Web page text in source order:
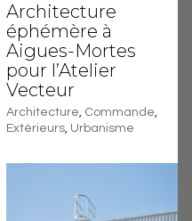
Architecture
éphémère à
Aigues-Mortes
pour l’Atelier
Vecteur
Architecture, Commande,
Extérieurs, Urbanisme